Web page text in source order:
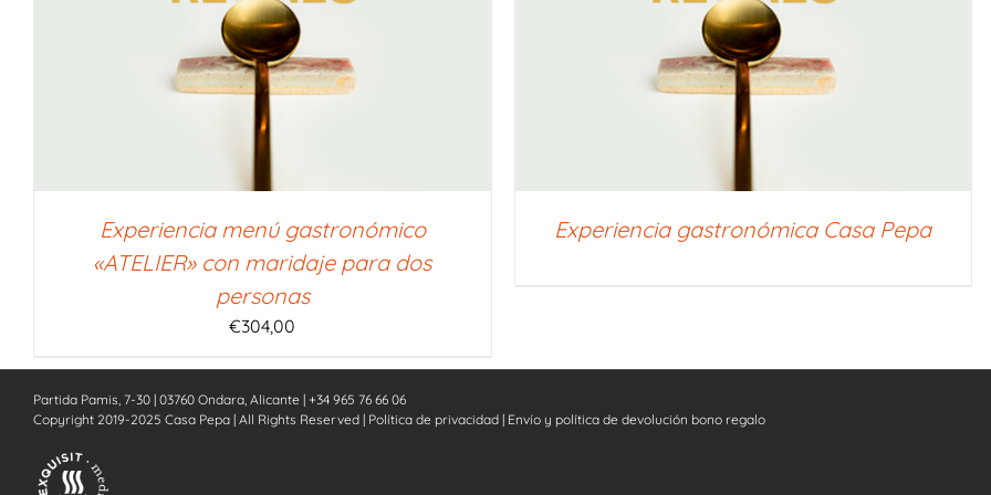
Experiencia menú gastronómico
«ATELIER» con maridaje para dos
personas
€304,00
SELECCIONAR IMPORTE
Experiencia gastronómica Casa Pepa
Partida Pamis, 7-30 | 03760 Ondara, Alicante | +34 965 76 66 06
Copyright 2019-2025 Casa Pepa | All Rights Reserved | Política de privacidad | Envío y política de devolución bono regalo